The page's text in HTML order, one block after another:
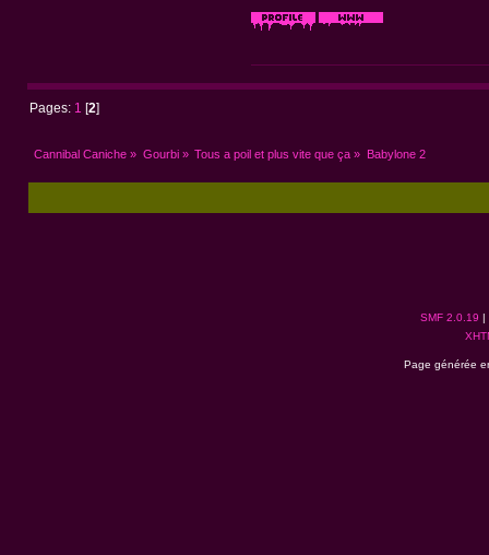
Pages: 1 [2
Cannibal Caniche » Gourbi» Tous a poil et plus vite que ça » Babylone 2
SMF 2.0.19 |
Page générée